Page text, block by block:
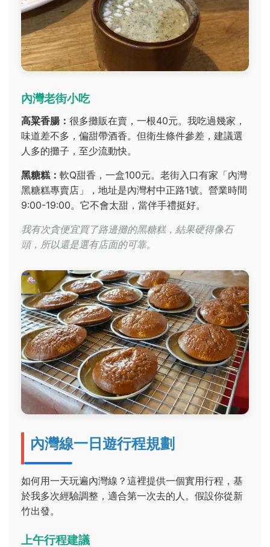
內灣老街小吃
高粱香腸： 很多攤販在賣，一根40元。我吃過幾家，
味道差不多，偏甜帶酒香。但衛生條件參差，建議選
人多的攤子，至少流動快。
黑糖糕： 軟Q甜香，一盒100元。老街入口有家「內灣
黑糖糕專賣店」，地址是內灣村中正路1號。營業時間
9:00-19:00。它不會太甜，當伴手禮挺好。
我有次貪便宜買了路邊攤的黑糖糕，結果硬得像石
頭，所以還是選有店面的可靠。
內灣線一日遊行程規劃
如何用一天玩遍內灣線？這裡提供一個實用行程，基
於我多次經驗調整，適合第一次去的人。假設你從新
竹出發。
上午行程建議